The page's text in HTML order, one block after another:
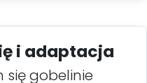
i adaptacja
się gobelinie